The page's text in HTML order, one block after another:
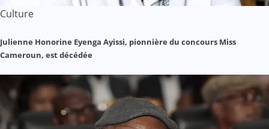
Culture
Julienne Honorine Eyenga Ayissi, pionnière du concours Miss
Cameroun, est décédée